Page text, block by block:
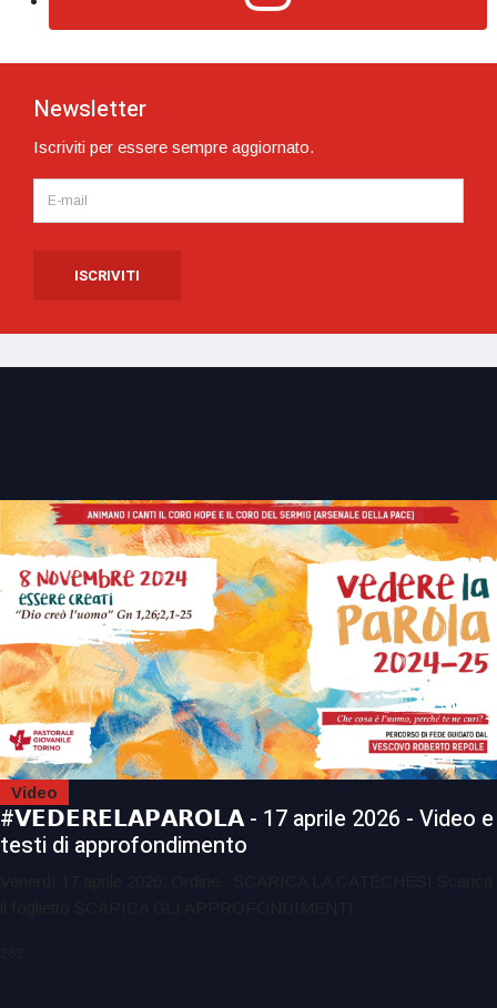
Newsletter
Iscriviti per essere sempre aggiornato.
Video
#𝗩𝗘𝗗𝗘𝗥𝗘𝗟𝗔𝗣𝗔𝗥𝗢𝗟𝗔 - 17 aprile 2026 - Video e
testi di approfondimento